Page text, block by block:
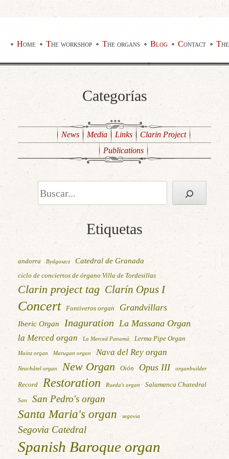
Home The workshop The organs Blog Contact
Categorías
News Media Links
Clarin Project
Publications
Search
Etiquetas
andorra Bydgoszcz Catedral de Granada
ciclo de conciertos de órgano Villa de Tordesillas
Clarin project tag Clarín Opus I
Concert Fontiveros organ Grandvillars
Iberic Organ Inaguration La Massana Organ
la Merced organ La Merced Panamá Lerma Pipe Organ
Mainz organ Marugan organ Nava del Rey organ
Neuchâtel organ New Organ Oión Opus III organbuilder
Record Restoration Rueda's organ Salamanca Chatedral
San San Pedro's organ
Santa Maria's organ segovia
Segovia Catedral
Spanish Baroque organ